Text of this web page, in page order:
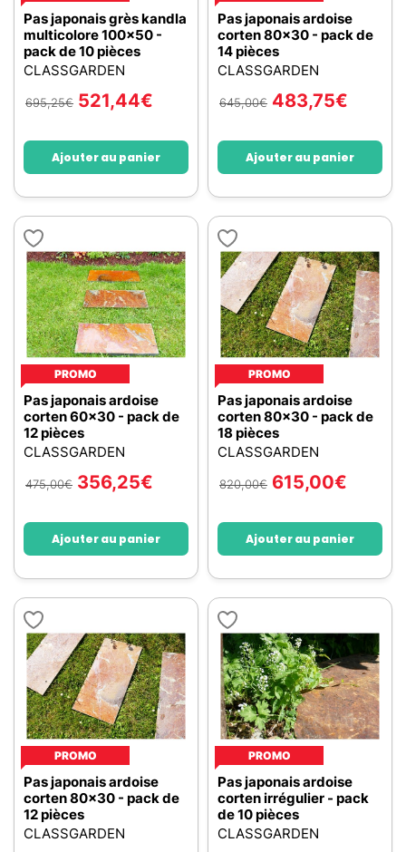
Pas japonais grès kandla
multicolore 100x50 -
pack de 10 pièces
CLASSGARDEN
695,25€ 521,44€
Ajouter au panier
Pas japonais ardoise
corten 80x30 - pack de
14 pièces
CLASSGARDEN
645,00€ 483,75€
Ajouter au panier
PROMO
Pas japonais ardoise
corten 60x30 - pack de
12 pièces
CLASSGARDEN
475,00€ 356,25€
Ajouter au panier
PROMO
Pas japonais ardoise
corten 80x30 - pack de
18 pièces
CLASSGARDEN
820,00€ 615,00€
Ajouter au panier
PROMO
Pas japonais ardoise
corten 80x30 - pack de
12 pièces
CLASSGARDEN
PROMO
Pas japonais ardoise
corten irrégulier - pack
de 10 pièces
CLASSGARDEN